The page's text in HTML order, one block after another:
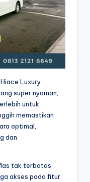
Luxury
super nyaman,
untuk
memastikan
optimal,
dan
tak terbatas
akses pada fitur